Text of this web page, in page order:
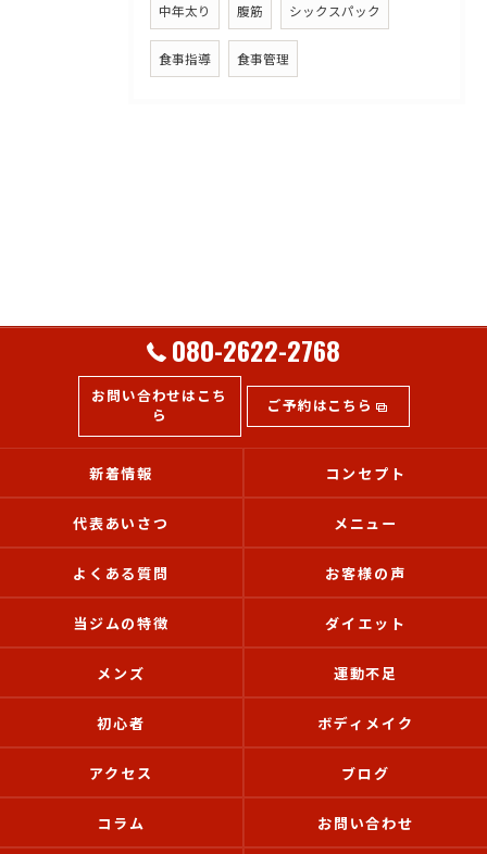
中年太り 腹筋 シックスパック
食事指導 食事管理
080-2622-2768
お問い合わせはこち
ら
ご予約はこちら
新着情報 コンセプト
代表あいさつ メニュー
よくある質問 お客様の声
当ジムの特徴 ダイエット
メンズ 運動不足
初心者 ボディメイク
アクセス ブログ
コラム お問い合わせ